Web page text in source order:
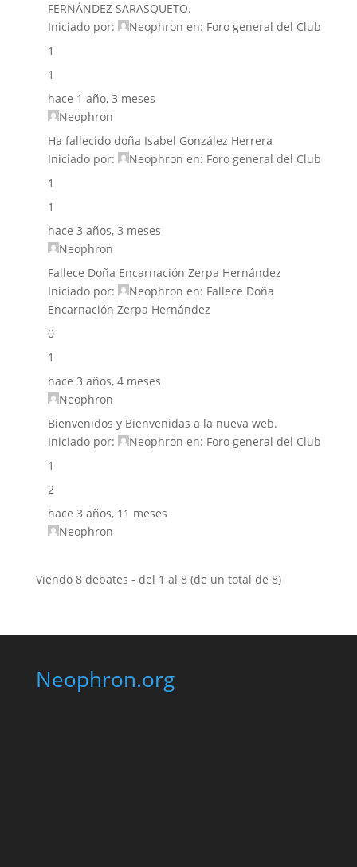
FERNÁNDEZ SARASQUETO.
Iniciado por:
Neophron en: Foro general del Club
1
1
hace 1 año, 3 meses
Neophron
Ha fallecido doña Isabel González Herrera
Iniciado por:
Neophron en: Foro general del Club
1
1
hace 3 años, 3 meses
Neophron
Fallece Doña Encarnación Zerpa Hernández
Iniciado por:
Neophron en: Fallece Doña
Encarnación Zerpa Hernández
0
1
hace 3 años, 4 meses
Neophron
Bienvenidos y Bienvenidas a la nueva web.
Iniciado por:
Neophron en: Foro general del Club
1
2
hace 3 años, 11 meses
Neophron
Viendo 8 debates - del 1 al 8 (de un total de 8)
Neophron.org